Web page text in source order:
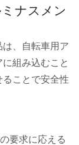
ナスメン
、自転車用ア
組み込むこと
ことで安全性
要求に応える